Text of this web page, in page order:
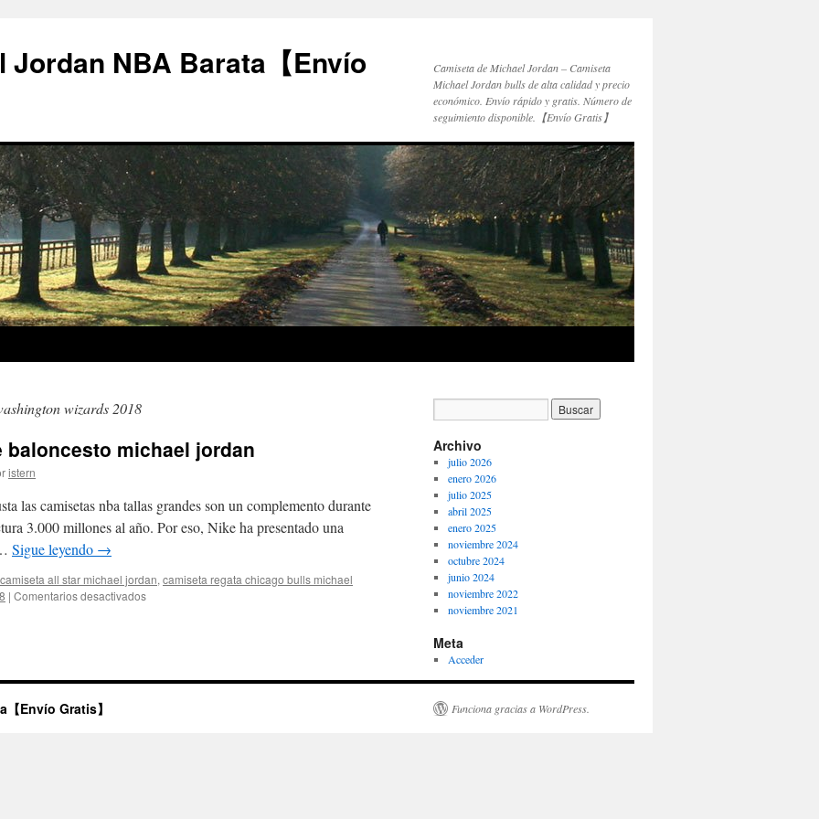
Jordan NBA Barata【Envío
Camiseta de Michael Jordan – Camiseta
Michael Jordan bulls de alta calidad y precio
económico. Envío rápido y gratis. Número de
seguimiento disponible.【Envío Gratis】
wizards 2018
baloncesto michael jordan
istern
las camisetas nba tallas grandes son un complemento durante
3.000 millones al año. Por eso, Nike ha presentado una
Sigue leyendo →
camiseta all star michael jordan, camiseta regata chicago bulls michael
| Comentarios desactivadosen
michael
Archivo
julio 2026
enero 2026
julio 2025
abril 2025
enero 2025
noviembre 2024
octubre 2024
junio 2024
noviembre 2022
noviembre 2021
Meta
Acceder
Envío Gratis】 Funciona gracias a WordPress.